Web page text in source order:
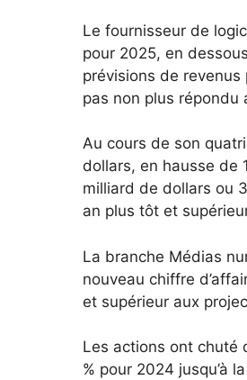
Le fournisseur de
pour 2025, en
prévisions de
pas non plus répondu
Au cours de son
dollars, en hausse de
milliard de dollars ou
an plus tôt et
La branche Médias
nouveau chiffre
et supérieur aux
Les actions ont chuté
% pour 2024 jusqu’à